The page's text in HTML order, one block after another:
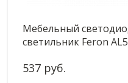
Мебельный
светильник Feron
537 руб.